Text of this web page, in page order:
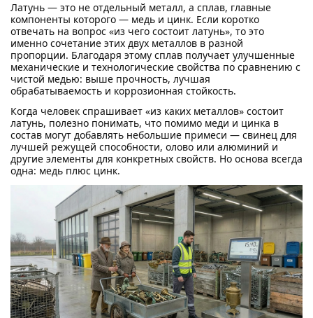
Латунь — это не отдельный металл, а сплав, главные
компоненты которого — медь и цинк. Если коротко
отвечать на вопрос «из чего состоит латунь», то это
именно сочетание этих двух металлов в разной
пропорции. Благодаря этому сплав получает улучшенные
механические и технологические свойства по сравнению с
чистой медью: выше прочность, лучшая
обрабатываемость и коррозионная стойкость.
Когда человек спрашивает «из каких металлов» состоит
латунь, полезно понимать, что помимо меди и цинка в
состав могут добавлять небольшие примеси — свинец для
лучшей режущей способности, олово или алюминий и
другие элементы для конкретных свойств. Но основа всегда
одна: медь плюс цинк.